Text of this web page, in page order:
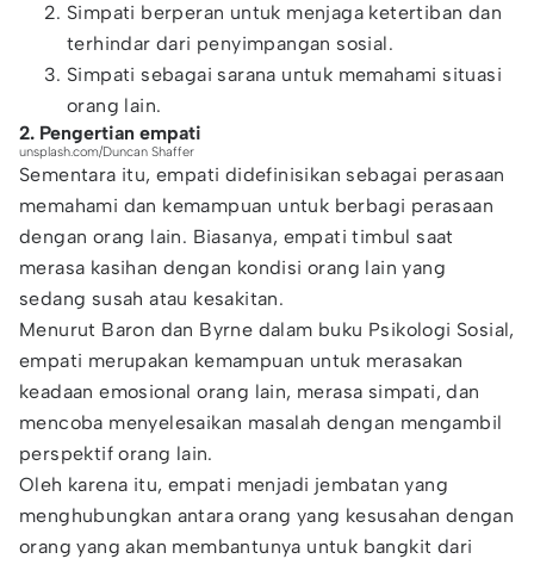
Simpati berperan untuk menjaga ketertiban dan
terhindar dari penyimpangan sosial.
Simpati sebagai sarana untuk memahami situasi
orang lain.
2. Pengertian empati
unsplash.com/Duncan Shaffer
Sementara itu, empati didefinisikan sebagai perasaan
memahami dan kemampuan untuk berbagi perasaan
dengan orang lain. Biasanya, empati timbul saat
merasa kasihan dengan kondisi orang lain yang
sedang susah atau kesakitan.
Menurut Baron dan Byrne dalam buku Psikologi Sosial,
empati merupakan kemampuan untuk merasakan
keadaan emosional orang lain, merasa simpati, dan
mencoba menyelesaikan masalah dengan mengambil
perspektif orang lain.
Oleh karena itu, empati menjadi jembatan yang
menghubungkan antara orang yang kesusahan dengan
orang yang akan membantunya untuk bangkit dari